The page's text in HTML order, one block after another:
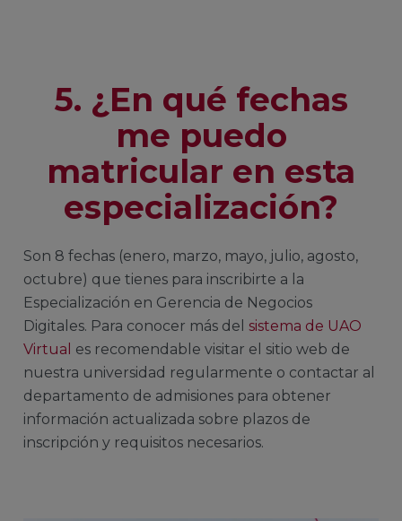
5. ¿En qué fechas
me puedo
matricular en esta
especialización?
Son 8 fechas (enero, marzo, mayo, julio, agosto,
octubre) que tienes para inscribirte a la
Especialización en Gerencia de Negocios
Digitales. Para conocer más del sistema de UAO
Virtual es recomendable visitar el sitio web de
nuestra universidad regularmente o contactar al
departamento de admisiones para obtener
información actualizada sobre plazos de
inscripción y requisitos necesarios.